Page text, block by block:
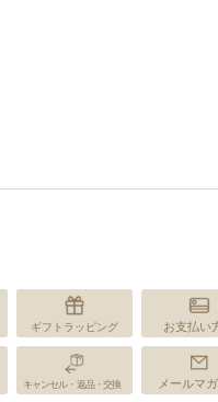
ギフトラッピング お支払い
キャンセル・返品・交換 メールマ